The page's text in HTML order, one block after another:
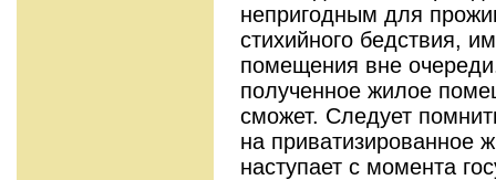
непригодным для
стихийного бедствия,
помещения вне
полученное жилое
сможет. Следует
на приватизированное
наступает с момента